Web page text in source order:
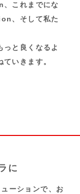
これまでにな
、そして私た
と良くなるよ
いきます。
に
ーションで、 お